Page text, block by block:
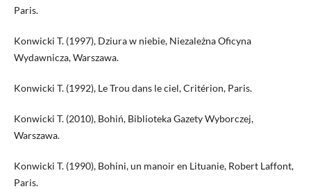
Paris.
Konwicki T. (1997), Dziura w niebie, Niezależna Oficyna
Wydawnicza, Warszawa.
Konwicki T. (1992), Le Trou dans le ciel, Critérion, Paris.
Konwicki T. (2010), Bohiń, Biblioteka Gazety Wyborczej,
Warszawa.
Konwicki T. (1990), Bohini, un manoir en Lituanie, Robert Laffont,
Paris.